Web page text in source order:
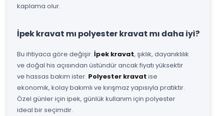
kaplama olur.
İpek kravat mı polyester kravat mı daha iyi?
Bu ihtiyaca göre değişir. İpek kravat, şıklık, dayanıklılık
ve doğal his açısından üstündür ancak fiyatı yüksektir
ve hassas bakım ister. Polyester kravat ise
ekonomik, kolay bakımlı ve kırışmaz yapısıyla pratiktir.
Özel günler için ipek, günlük kullanım için polyester
ideal bir seçimdir.